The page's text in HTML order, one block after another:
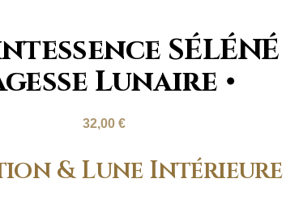
SÉLÉNÉ
Lunaire
32,00 €
& Lune Intérieure